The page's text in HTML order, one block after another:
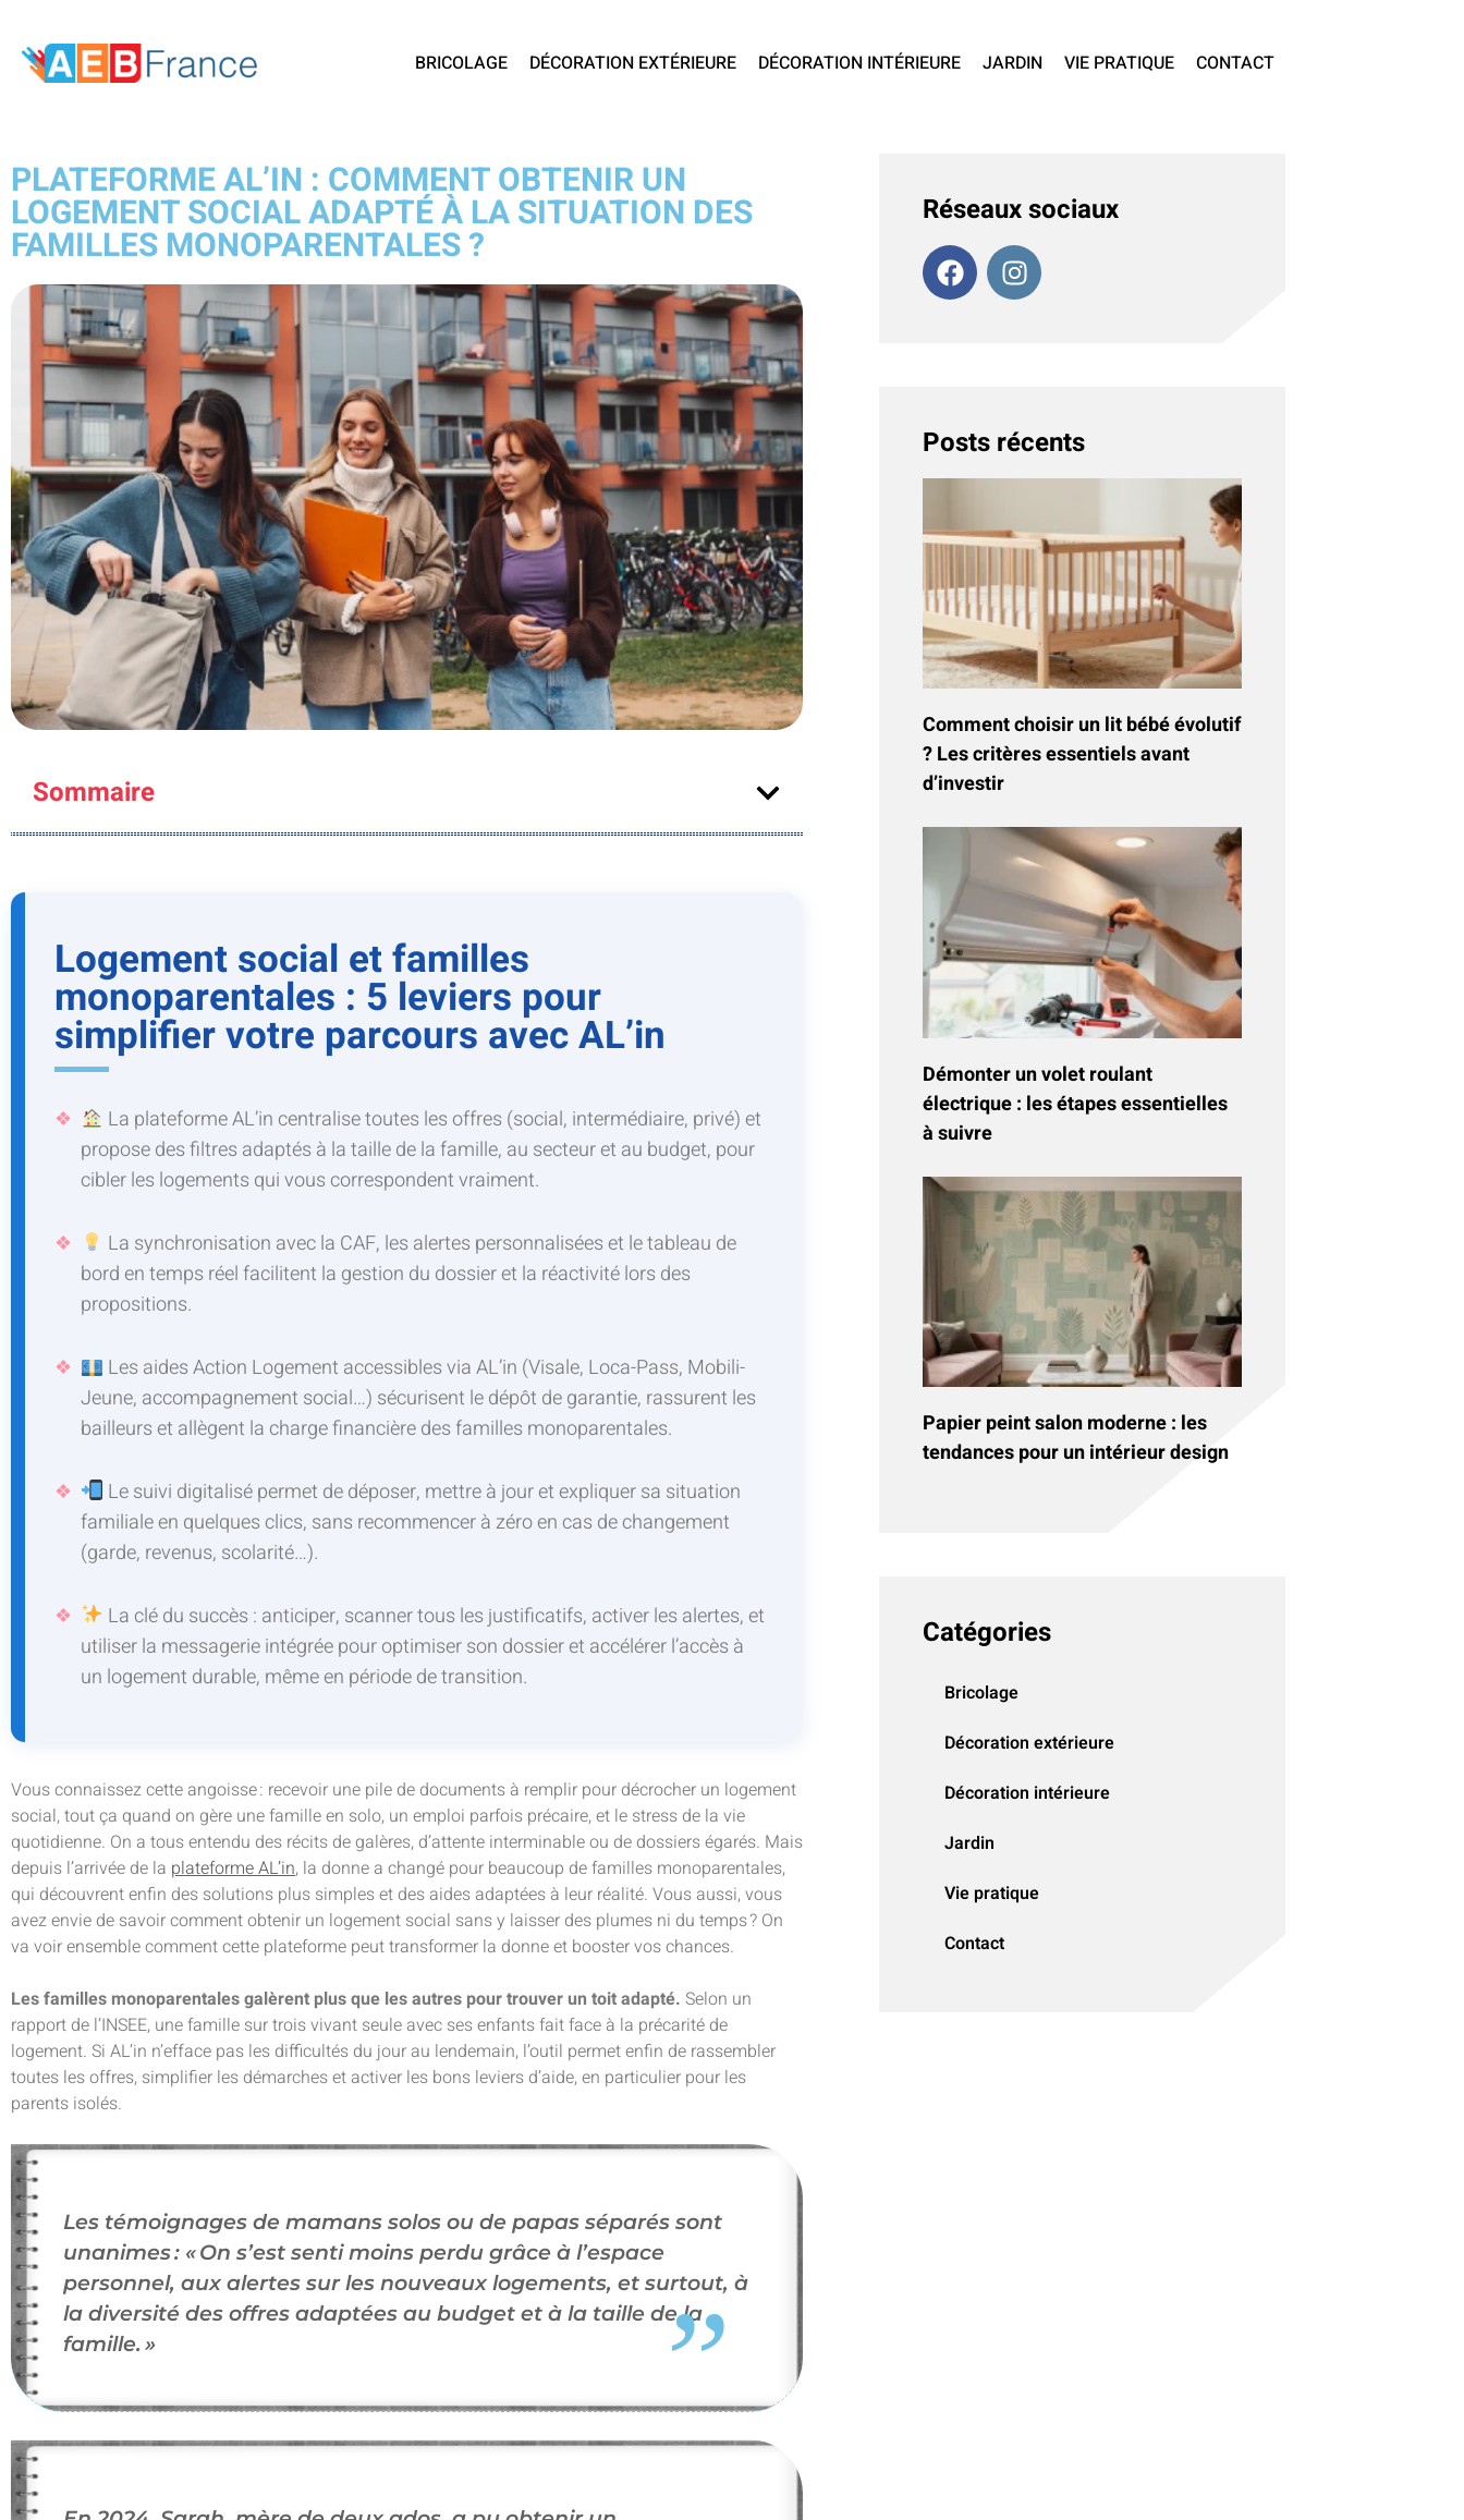
BRICOLAGE DÉCORATION EXTÉRIEURE DÉCORATION INTÉRIEURE JARDIN VIE PRATIQUE CONTACT
PLATEFORME AL’IN : COMMENT OBTENIR UN
LOGEMENT SOCIAL ADAPTÉ À LA SITUATION DES
FAMILLES MONOPARENTALES ?
Sommaire
Logement social et familles
monoparentales : 5 leviers pour
simplifier votre parcours avec AL’in
La plateforme AL’in centralise toutes les offres (social, intermédiaire, privé) et
propose des filtres adaptés à la taille de la famille, au secteur et au budget, pour
cibler les logements qui vous correspondent vraiment.
La synchronisation avec la CAF, les alertes personnalisées et le tableau de
bord en temps réel facilitent la gestion du dossier et la réactivité lors des
propositions.
Les aides Action Logement accessibles via AL’in (Visale, Loca-Pass, Mobili-
Jeune, accompagnement social…) sécurisent le dépôt de garantie, rassurent les
bailleurs et allègent la charge financière des familles monoparentales.
Le suivi digitalisé permet de déposer, mettre à jour et expliquer sa situation
familiale en quelques clics, sans recommencer à zéro en cas de changement
(garde, revenus, scolarité…).
La clé du succès : anticiper, scanner tous les justificatifs, activer les alertes, et
utiliser la messagerie intégrée pour optimiser son dossier et accélérer l’accès à
un logement durable, même en période de transition.
Vous connaissez cette angoisse : recevoir une pile de documents à remplir pour décrocher un logement
social, tout ça quand on gère une famille en solo, un emploi parfois précaire, et le stress de la vie
quotidienne. On a tous entendu des récits de galères, d’attente interminable ou de dossiers égarés. Mais
depuis l’arrivée de la plateforme AL’in, la donne a changé pour beaucoup de familles monoparentales,
qui découvrent enfin des solutions plus simples et des aides adaptées à leur réalité. Vous aussi, vous
avez envie de savoir comment obtenir un logement social sans y laisser des plumes ni du temps ? On
va voir ensemble comment cette plateforme peut transformer la donne et booster vos chances.
Les familles monoparentales galèrent plus que les autres pour trouver un toit adapté. Selon un
rapport de l’INSEE, une famille sur trois vivant seule avec ses enfants fait face à la précarité de
logement. Si AL’in n’efface pas les difficultés du jour au lendemain, l’outil permet enfin de rassembler
toutes les offres, simplifier les démarches et activer les bons leviers d’aide, en particulier pour les
parents isolés.
Les témoignages de mamans solos ou de papas séparés sont
unanimes : « On s’est senti moins perdu grâce à l’espace
personnel, aux alertes sur les nouveaux logements, et surtout, à
la diversité des offres adaptées au budget et à la taille de la
famille. »
Réseaux sociaux
Posts récents
Comment choisir un lit bébé évolutif
? Les critères essentiels avant
d’investir
Démonter un volet roulant
électrique : les étapes essentielles
à suivre
Papier peint salon moderne : les
tendances pour un intérieur design
Catégories
Bricolage
Décoration extérieure
Décoration intérieure
Jardin
Vie pratique
Contact